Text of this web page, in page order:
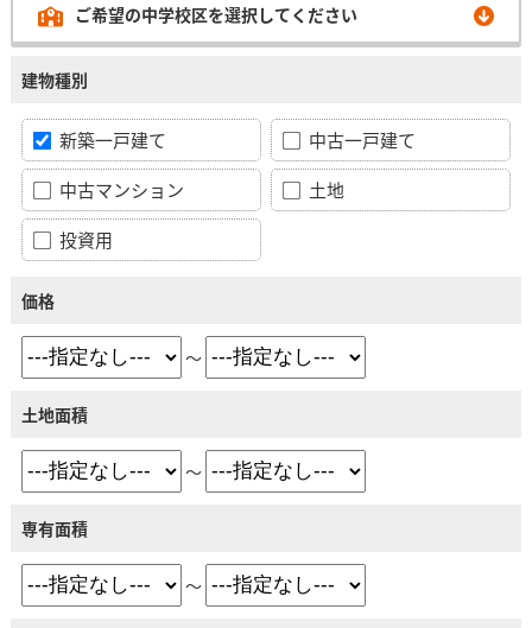
ご希望の中学校区を選択してください
建物種別
新築一戸建て
中古一戸建て
中古マンション
土地
投資用
価格
～
土地面積
～
専有面積
～